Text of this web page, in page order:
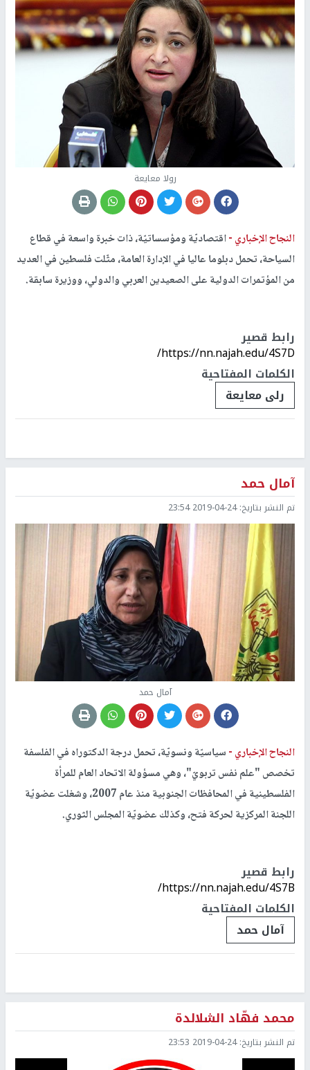
رولا معايعة
النجاح الإخباري -اقتصاديّة ومؤسساتيّة، ذات خبرة واسعة في قطاع
السياحة، تحمل دبلوما عاليا في الإدارة العامة، مثّلت فلسطين في العديد
من المؤتمرات الدولية على الصعيدين العربي والدولي، ووزيرة سابقة.
رابط قصير
https://nn.najah.edu/4S7D/
الكلمات المفتاحية
رلى معايعة
آمال حمد
تم النشر بتاريخ:2019-04-24 23:54
آمال حمد
النجاح الإخباري -سياسيّة ونسويّة، تحمل درجة الدكتوراه في الفلسفة
تخصص "علم نفس تربويّ"، وهي مسؤولة الاتحاد العام للمرأة
الفلسطينية في المحافظات الجنوبية منذ عام 2007، وشغلت عضويّة
اللجنة المركزية لحركة فتح، وكذلك عضويّة المجلس الثوري.
رابط قصير
https://nn.najah.edu/4S7B/
الكلمات المفتاحية
آمال حمد
محمد فهّاد الشلالدة
تم النشر بتاريخ:2019-04-24 23:53